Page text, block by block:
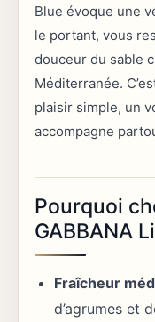
Blue évoque une
le portant, vous
douceur du sable
Méditerranée.
plaisir simple, un
accompagne
Pourquoi
GABBANA
Fraîcheur
d’agrumes et